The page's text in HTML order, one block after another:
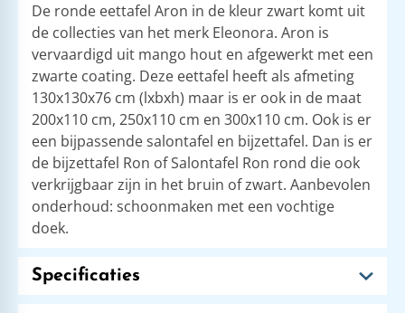
De ronde eettafel Aron in de kleur zwart komt uit
de collecties van het merk Eleonora. Aron is
vervaardigd uit mango hout en afgewerkt met een
zwarte coating. Deze eettafel heeft als afmeting
130x130x76 cm (lxbxh) maar is er ook in de maat
200x110 cm, 250x110 cm en 300x110 cm. Ook is er
een bijpassende salontafel en bijzettafel. Dan is er
de bijzettafel Ron of Salontafel Ron rond die ook
verkrijgbaar zijn in het bruin of zwart. Aanbevolen
onderhoud: schoonmaken met een vochtige
doek.
Specificaties